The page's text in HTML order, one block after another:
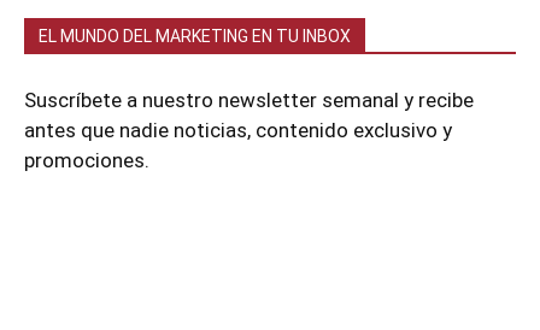
EL MUNDO DEL MARKETING EN TU INBOX
Suscríbete a nuestro newsletter semanal y recibe
antes que nadie noticias, contenido exclusivo y
promociones.